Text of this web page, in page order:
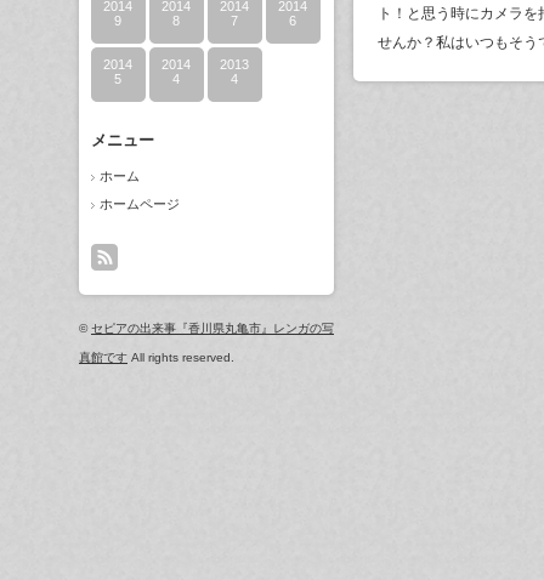
2014
9
2014
8
2014
7
2014
6
2014
5
2014
4
2013
4
メニュー
ホーム
ホームページ
©セピアの出来事『香川県丸亀市』レンガの写
真館です All rights reserved.
ト！と思う時にカメラ
せんか？私はいつもそ